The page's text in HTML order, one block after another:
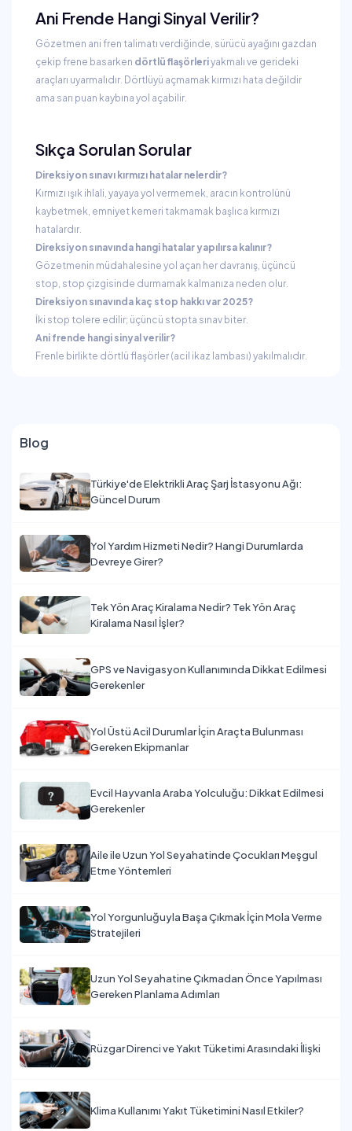
Ani Frende Hangi Sinyal Verilir?
Gözetmen ani fren talimatı verdiğinde, sürücü ayağını gazdan
çekip frene basarken dörtlü flaşörleriyakmalı ve gerideki
araçları uyarmalıdır. Dörtlüyü açmamak kırmızı hata değildir
ama sarı puan kaybına yol açabilir.
Sıkça Sorulan Sorular
Direksiyon sınavı kırmızı hatalar nelerdir?
Kırmızı ışık ihlali, yayaya yol vermemek, aracın kontrolünü
kaybetmek, emniyet kemeri takmamak başlıca kırmızı
hatalardır.
Direksiyon sınavında hangi hatalar yapılırsa kalınır?
Gözetmenin müdahalesine yol açan her davranış, üçüncü
stop, stop çizgisinde durmamak kalmanıza neden olur.
Direksiyon sınavında kaç stop hakkı var 2025?
İki stop tolere edilir; üçüncü stopta sınav biter.
Ani frende hangi sinyal verilir?
Frenle birlikte dörtlü flaşörler (acil ikaz lambası) yakılmalıdır.
Blog
Türkiye'de Elektrikli Araç Şarj İstasyonu Ağı:
Güncel Durum
Yol Yardım Hizmeti Nedir? Hangi Durumlarda
Devreye Girer?
Tek Yön Araç Kiralama Nedir? Tek Yön Araç
Kiralama Nasıl İşler?
GPS ve Navigasyon Kullanımında Dikkat Edilmesi
Gerekenler
Yol Üstü Acil Durumlar İçin Araçta Bulunması
Gereken Ekipmanlar
Evcil Hayvanla Araba Yolculuğu: Dikkat Edilmesi
Gerekenler
Aile ile Uzun Yol Seyahatinde Çocukları Meşgul
Etme Yöntemleri
Yol Yorgunluğuyla Başa Çıkmak İçin Mola Verme
Stratejileri
Uzun Yol Seyahatine Çıkmadan Önce Yapılması
Gereken Planlama Adımları
Rüzgar Direnci ve Yakıt Tüketimi Arasındaki İlişki
Klima Kullanımı Yakıt Tüketimini Nasıl Etkiler?